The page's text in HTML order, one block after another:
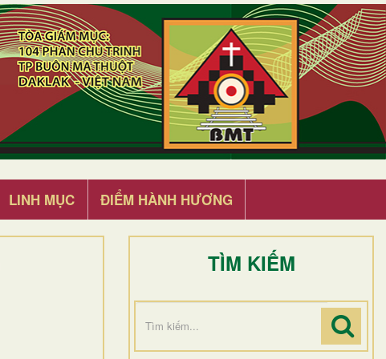
LINH MỤC ĐIỂM HÀNH HƯƠNG
TÌM KIẾM